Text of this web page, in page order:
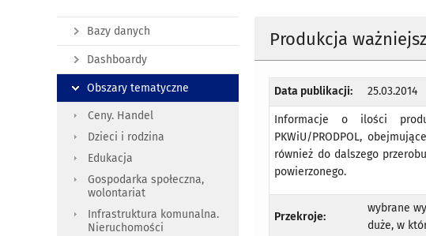
Produkcja
Data publikacji: 25.03.2014
Informacje o ilości
PKWiU/PRODPOL,
również do dalszego
powierzonego.
Przekroje:
wybrane
duże, w
Bazy danych
Dashboardy
Obszary tematyczne
Ceny. Handel
Dzieci i rodzina
Edukacja
Gospodarka społeczna,
wolontariat
Infrastruktura komunalna.
Nieruchomości